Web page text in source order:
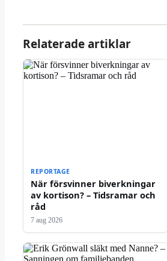
Relaterade artiklar
REPORTAGE
När försvinner biverkningar
av kortison? – Tidsramar och
råd
7 aug 2026